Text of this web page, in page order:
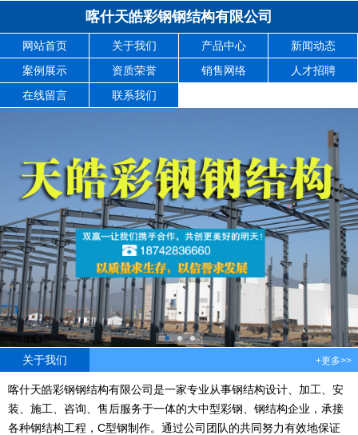
喀什天皓彩钢钢结构有限公司
网站首页 关于我们 产品中心
新闻动态
案例展示
资质荣誉 销售网络
人才招聘
在线留言
联系我们
关于我们 +更多>>
喀什天皓彩钢钢结构有限公司是一家专业从事钢结构设计、加工、安
装、施工、咨询、售后服务于一体的大中型彩钢、钢结构企业，承接
各种钢结构工程，C型钢制作。通过公司团队的共同努力有效地保证